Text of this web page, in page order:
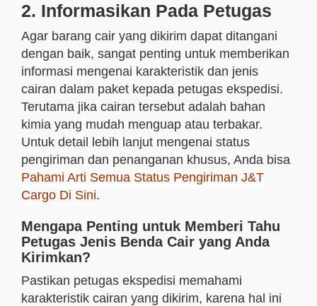
2. Informasikan Pada Petugas
Agar barang cair yang dikirim dapat ditangani
dengan baik, sangat penting untuk memberikan
informasi mengenai karakteristik dan jenis
cairan dalam paket kepada petugas ekspedisi.
Terutama jika cairan tersebut adalah bahan
kimia yang mudah menguap atau terbakar.
Untuk detail lebih lanjut mengenai status
pengiriman dan penanganan khusus, Anda bisa
Pahami Arti Semua Status Pengiriman J&T
Cargo Di Sini.
Mengapa Penting untuk Memberi Tahu
Petugas Jenis Benda Cair yang Anda
Kirimkan?
Pastikan petugas ekspedisi memahami
karakteristik cairan yang dikirim, karena hal ini